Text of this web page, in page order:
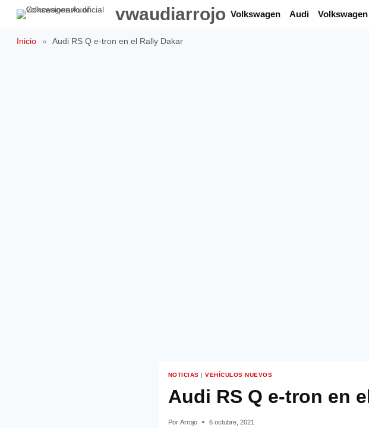
vwaudiarrojo Volkswagen Audi
Inicio » Audi RS Q e-tron en el Rally Dakar
NOTICIAS |VEHÍCULOS NUEVOS
Audi RS Q e-tron en
Por Arrojo 6 octubre, 2021